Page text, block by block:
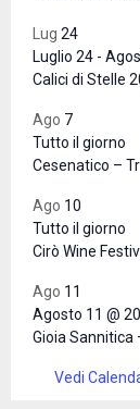
Lug 24
Luglio 24 -
Calici di Stelle
Ago 7
Tutto il giorno
Cesenatico –
Ago 10
Tutto il giorno
Cirò Wine
Ago 11
Agosto 11 @
Gioia Sannitica
Vedi